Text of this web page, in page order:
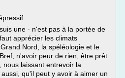
une - n'est pas à la portée de
apprécier les climats
Nord, la spéléologie et le
n'avoir peur de rien, être prêt
laissant entrevoir la
qu'il peut y avoir à aimer un